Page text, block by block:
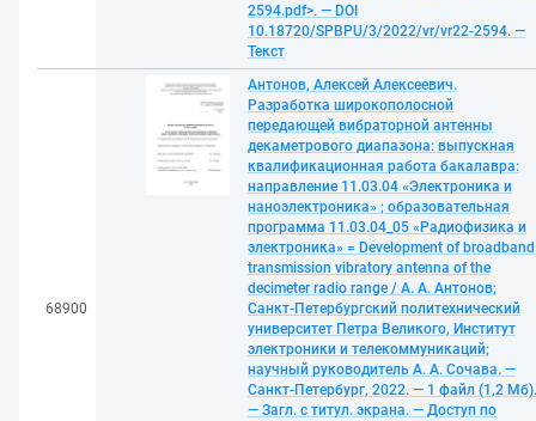
2594.pdf>. — DOI
10.18720/SPBPU/3/2022/vr/vr22-2594. —
Текст
68900
Антонов, Алексей Алексеевич.
Разработка широкополосной
передающей вибраторной антенны
декаметрового диапазона: выпускная
квалификационная работа бакалавра:
направление 11.03.04 «Электроника и
наноэлектроника» ; образовательная
программа 11.03.04_05 «Радиофизика и
электроника» = Development of broadband
transmission vibratory antenna of the
decimeter radio range / А. А. Антонов;
Санкт-Петербургский политехнический
университет Петра Великого, Институт
электроники и телекоммуникаций;
научный руководитель А. А. Сочава. —
Санкт-Петербург, 2022. — 1 файл (1,2 Мб).
— Загл. с титул. экрана. — Доступ по